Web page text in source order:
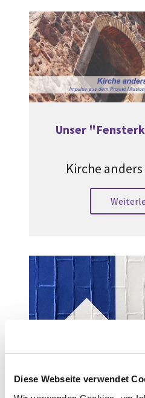
Diese Webseite verwendet
Unser
Kirche